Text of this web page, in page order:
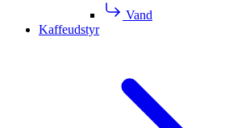
Vand
Kaffeudstyr